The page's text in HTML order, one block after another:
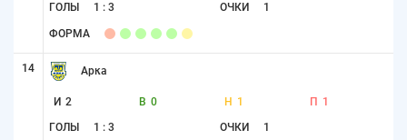
ГОЛЫ 1 : 3 ОЧКИ 1
ФОРМА
14 Арка
И 2 В 0 Н 1 П 1
ГОЛЫ 1 : 3 ОЧКИ 1